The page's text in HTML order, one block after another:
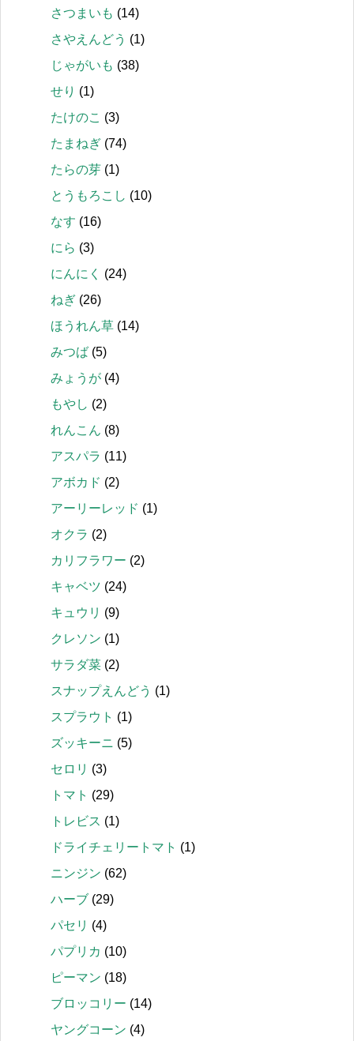
さつまいも (14)
さやえんどう (1)
じゃがいも (38)
せり (1)
たけのこ (3)
たまねぎ (74)
たらの芽 (1)
とうもろこし (10)
なす (16)
にら (3)
にんにく
(24)
ねぎ (26)
ほうれん草 (14)
みつば (5)
みょうが (4)
もやし (2)
れんこん (8)
アスパラ (11)
アボカド (2)
アーリーレッド (1)
オクラ (2)
カリフラワー (2)
キャベツ (24)
キュウリ (9)
クレソン (1)
サラダ菜 (2)
スナップえんどう (1)
スプラウト (1)
ズッキーニ (5)
セロリ (3)
トマト (29)
トレビス (1)
ドライチェリートマト (1)
ニンジン (62)
ハーブ (29)
パセリ (4)
パプリカ (10)
ピーマン (18)
ブロッコリー (14)
ヤングコーン (4)